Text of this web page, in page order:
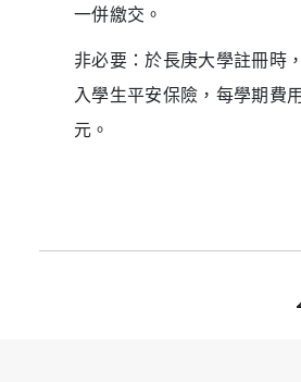
一併繳交。
非必要：於長庚大學註冊時
入學生平安保險，每學期費
元。